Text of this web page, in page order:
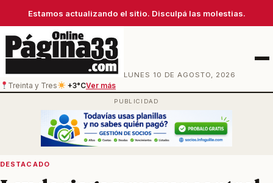
Estamos actualizando el sitio. Disculpá las molestias.
LUNES 10 DE AGOSTO, 2026
Treinta y Tres
+3°CVer más
Menú
DESTACADO